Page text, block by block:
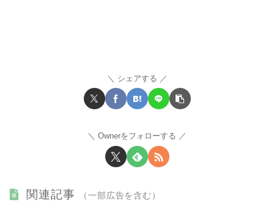
シェアする
Ownerをフォローする
関連記事 （一部広告を含む）